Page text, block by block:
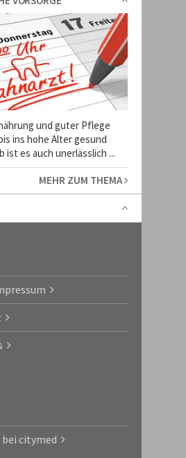
und guter Pflege
ins hohe Alter gesund
ist es auch unerlässlich ...
MEHR ZUM THEMA
citymed